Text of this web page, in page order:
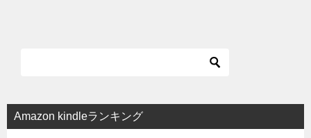
Amazon kindleランキング